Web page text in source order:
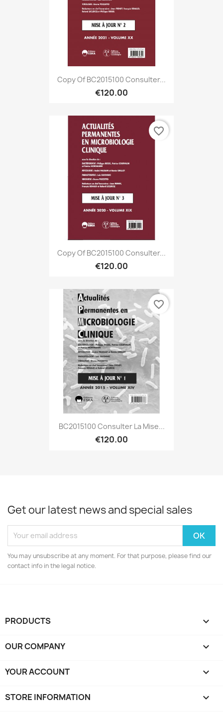
Copy Of BC2015100 Consulter...
€120.00
Copy Of BC2015100 Consulter...
€120.00
favorite_border
BC2015100 Consulter La Mise...
€120.00
favorite_border
Get our latest news and special sales
You may unsubscribe at any moment. For that purpose, please find our
contact info in the legal notice.
PRODUCTS 
OUR COMPANY 
YOUR ACCOUNT 
STORE INFORMATION keyboard_arrow_down